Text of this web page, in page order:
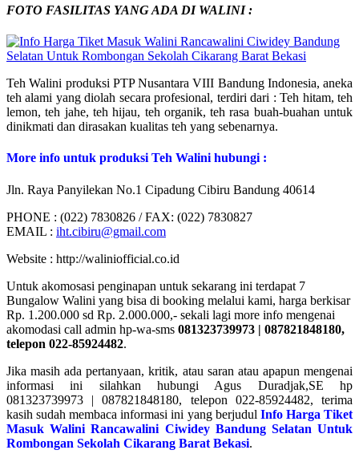
FOTO FASILITAS YANG ADA DI WALINI :
Teh Walini produksi PTP Nusantara VIII Bandung Indonesia, aneka
teh alami yang diolah secara profesional, terdiri dari : Teh hitam, teh
lemon, teh jahe, teh hijau, teh organik, teh rasa buah-buahan untuk
dinikmati dan dirasakan kualitas teh yang sebenarnya.
More info untuk produksi Teh Walini hubungi :
Jln. Raya Panyilekan No.1 Cipadung Cibiru Bandung 40614
PHONE : (022) 7830826 / FAX: (022) 7830827
EMAIL : iht.cibiru@gmail.com
Website : http://waliniofficial.co.id
Untuk akomosasi penginapan untuk sekarang ini terdapat 7
Bungalow Walini yang bisa di booking melalui kami, harga berkisar
Rp. 1.200.000 sd Rp. 2.000.000,- sekali lagi more info mengenai
akomodasi call admin hp-wa-sms 081323739973 | 087821848180,
telepon 022-85924482.
Jika masih ada pertanyaan, kritik, atau saran atau apapun mengenai
informasi ini silahkan hubungi Agus Duradjak,SE hp
081323739973 | 087821848180, telepon 022-85924482, terima
kasih sudah membaca informasi ini yang berjudul Info Harga Tiket
Masuk Walini Rancawalini Ciwidey Bandung Selatan Untuk
Rombongan Sekolah Cikarang Barat Bekasi.